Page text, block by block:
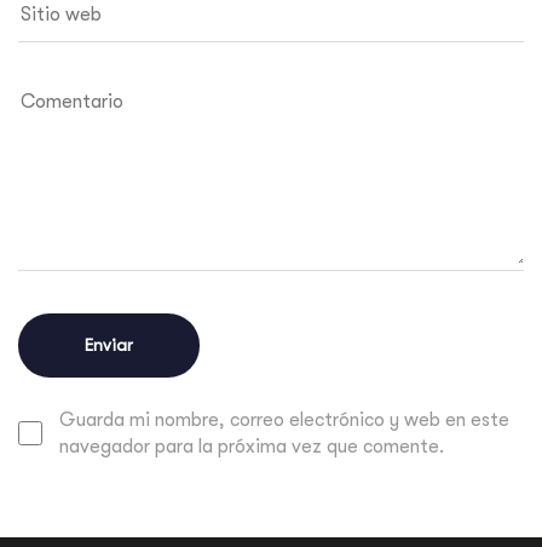
Guarda mi nombre, correo electrónico y web en este
navegador para la próxima vez que comente.